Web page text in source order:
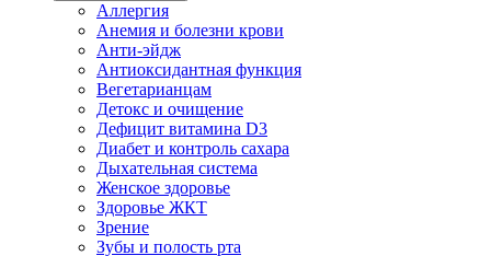
Аллергия
Анемия и болезни крови
Анти-эйдж
Антиоксидантная функция
Вегетарианцам
Детокс и очищение
Дефицит витамина D3
Диабет и контроль сахара
Дыхательная система
Женское здоровье
Здоровье ЖКТ
Зрение
Зубы и полость рта